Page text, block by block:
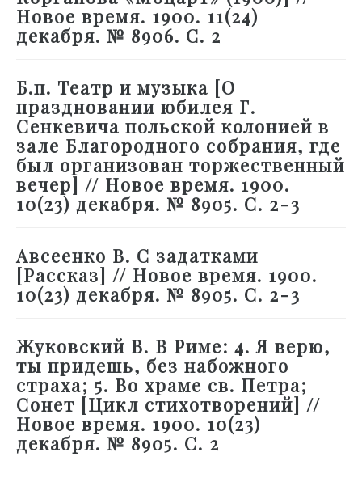
Новое время. 1900. 11(24)
декабря. № 8906. С. 2
Б.п. Театр и музыка [О
праздновании юбилея Г.
Сенкевича польской колонией в
зале Благородного собрания, где
был организован торжественный
вечер] // Новое время. 1900.
10(23) декабря. № 8905. С. 2-3
Авсеенко В. С задатками
[Рассказ] // Новое время. 1900.
10(23) декабря. № 8905. С. 2-3
Жуковский В. В Риме: 4. Я верю,
ты придешь, без набожного
страха; 5. Во храме св. Петра;
Сонет [Цикл стихотворений] //
Новое время. 1900. 10(23)
декабря. № 8905. С. 2